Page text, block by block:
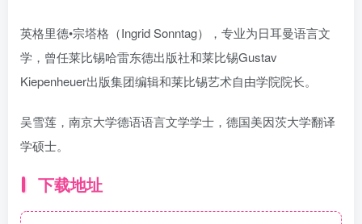
英格里德•宗塔格（Ingrid Sonntag），专业为日耳曼语言文
学，曾任莱比锡哈雷东德出版社和莱比锡Gustav
Kiepenheuer出版集团编辑和莱比锡艺术自由学院院长。
吴雪莲，南京大学德语语言文学学士，德国美因茨大学翻译
学硕士。
下载地址